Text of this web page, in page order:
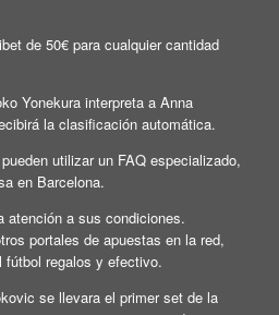
de 50€ para cualquier cantidad
Yonekura interpreta a Anna
la clasificación automática.
utilizar un FAQ especializado,
en Barcelona.
atención a sus condiciones.
portales de apuestas en la red,
fútbol regalos y efectivo.
se llevara el primer set de la